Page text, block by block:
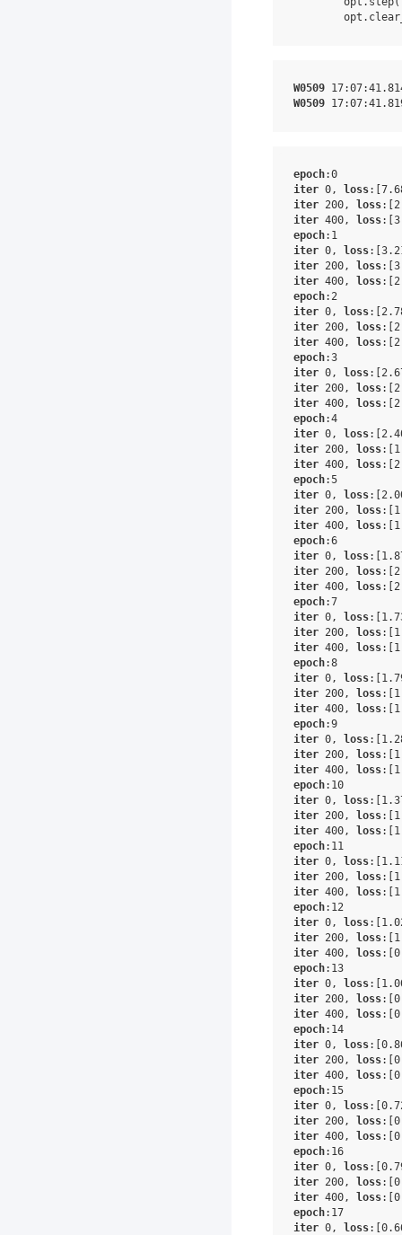
opt .
W0509 17:07
W0509 17:07
epoch:0
iter 0, loss:
iter 200, loss:
iter 400, loss:
epoch:1
iter 0, loss:
iter 200, loss:
iter 400, loss:
epoch:2
iter 0, loss:
iter 200, loss:
iter 400, loss:
epoch:3
iter 0, loss:
iter 200, loss:
iter 400, loss:
epoch:4
iter 0, loss:
iter 200, loss:
iter 400, loss:
epoch:5
iter 0, loss:
iter 200, loss:
iter 400, loss:
epoch:6
iter 0, loss:
iter 200, loss:
iter 400, loss:
epoch:7
iter 0, loss:
iter 200, loss:
iter 400, loss:
epoch:8
iter 0, loss:
iter 200, loss:
iter 400, loss:
epoch:9
iter 0, loss:
iter 200, loss:
iter 400, loss:
epoch:10
iter 0, loss:
iter 200, loss:
iter 400, loss:
epoch:11
iter 0, loss:
iter 200, loss:
iter 400, loss:
epoch:12
iter 0, loss:
iter 200, loss:
iter 400, loss:
epoch:13
iter 0, loss:
iter 200, loss:
iter 400, loss:
epoch:14
iter 0, loss:
iter 200, loss:
iter 400, loss:
epoch:15
iter 0, loss:
iter 200, loss:
iter 400, loss:
epoch:16
iter 0, loss:
iter 200, loss:
iter 400, loss:
epoch:17
iter 0, loss: